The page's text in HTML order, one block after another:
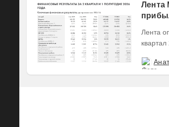
Лента
Лента
квартал 2026 года.